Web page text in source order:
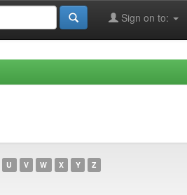
Sign on to:
U V W X Y Z